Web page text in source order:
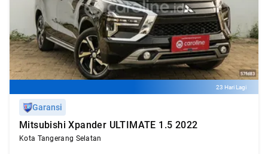
23 Hari Lagi
Garansi
Mitsubishi Xpander ULTIMATE 1.5 2022
Kota Tangerang Selatan